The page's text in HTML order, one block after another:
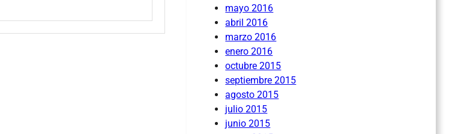
mayo 2016
abril 2016
marzo 2016
enero 2016
octubre 2015
septiembre 2015
agosto 2015
julio 2015
junio 2015